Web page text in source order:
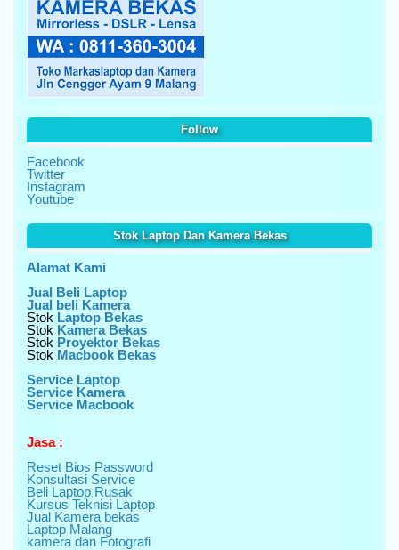
Follow
Facebook
Twitter
Instagram
Youtube
Stok Laptop Dan Kamera Bekas
Alamat Kami
Jual Beli Laptop
Jual beli Kamera
Stok Laptop Bekas
Stok Kamera Bekas
Stok Proyektor Bekas
Stok Macbook Bekas
Service Laptop
Service Kamera
Service Macbook
Jasa :
Reset Bios Password
Konsultasi Service
Beli Laptop Rusak
Kursus Teknisi Laptop
Jual Kamera bekas
Laptop Malang
kamera dan Fotografi